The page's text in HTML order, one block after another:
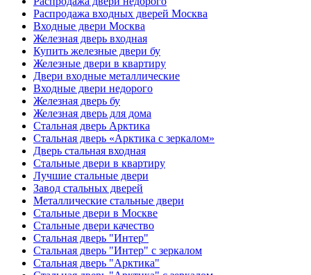
Распродажа входных дверей Москва
Входные двери Москва
Железная дверь входная
Купить железные двери бу
Железные двери в квартиру
Двери входные металлические
Входные двери недорого
Железная дверь бу
Железная дверь для дома
Стальная дверь Арктика
Стальная дверь «Арктика с зеркалом»
Дверь стальная входная
Стальные двери в квартиру
Лучшие стальные двери
Завод стальных дверей
Металлические стальные двери
Стальные двери в Москве
Стальные двери качество
Стальная дверь "Интер"
Стальная дверь "Интер" с зеркалом
Стальная дверь "Арктика"